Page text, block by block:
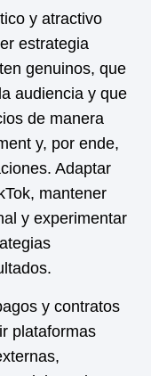
y atractivo
estrategia
genuinos, que
audiencia y que
de manera
y, por ende,
Adaptar
mantener
y experimentar
y contratos
plataformas